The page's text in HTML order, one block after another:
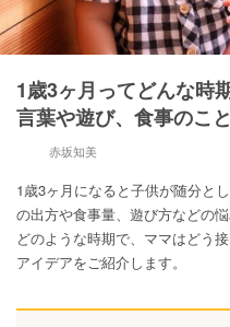
1歳3ヶ月ってどんな時
言葉や遊び、食事のこ
赤坂知美
1歳3ヶ月になると子供が随分と
の出方や食事量、遊び方などの
どのような時期で、ママはどう
アイデアをご紹介します。